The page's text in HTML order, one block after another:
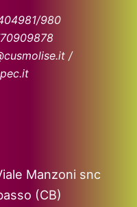
980
/
Manzoni snc
(CB)